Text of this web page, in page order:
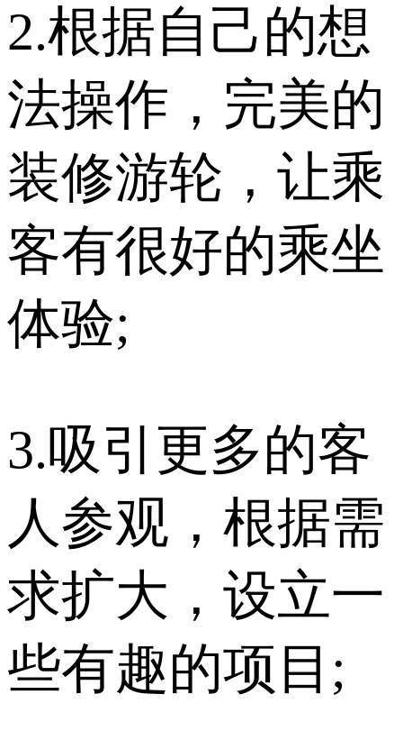
2.根据自己的想
法操作，完美的
装修游轮，让乘
客有很好的乘坐
体验;
3.吸引更多的客
人参观，根据需
求扩大，设立一
些有趣的项目;